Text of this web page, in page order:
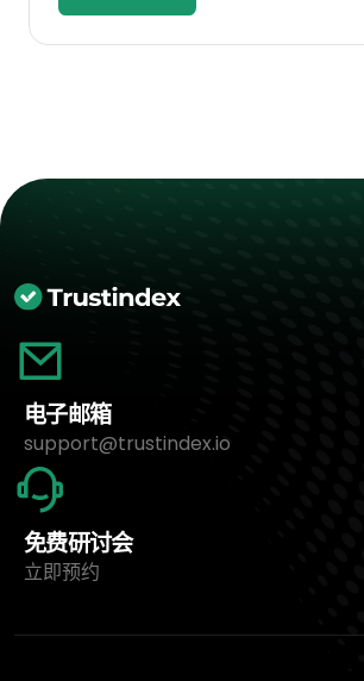
电子邮箱
support@trustindex.io
免费研讨会
立即预约